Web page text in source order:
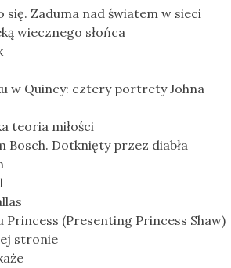
się. Zaduma nad światem w sieci
wiecznego słońca
w Quincy: cztery portrety Johna
teoria miłości
Bosch. Dotknięty przez diabła
Princess (Presenting Princess Shaw)
stronie